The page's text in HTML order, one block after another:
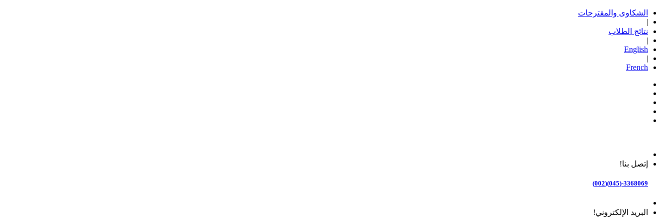
الشكاوى والمقترحات
|
نتائج الطلاب
|
English
|
French
إتصل بنا!
3368069-(045)(002)
البريد الإلكتروني!